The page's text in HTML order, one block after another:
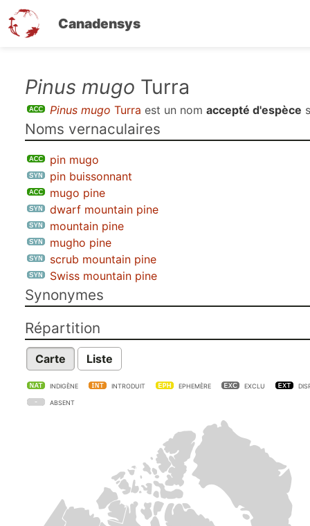
Canadensys
contenu
principal
Pinus mugo Turra
Pinus mugo Turra est un nom accepté d'espèce
Noms vernaculaires
pin mugo
pin buissonnant
mugo pine
dwarf mountain pine
mountain pine
mugho pine
scrub mountain pine
Swiss mountain pine
Synonymes
Répartition
Carte Liste
INDIGÈNE INTRODUIT EPHEMÈRE EXCLU
ABSENT